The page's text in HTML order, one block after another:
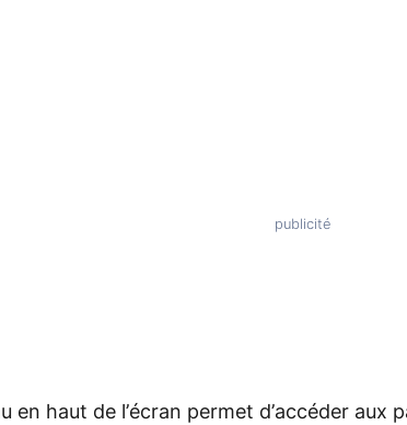
en haut de l’écran permet d’accéder aux